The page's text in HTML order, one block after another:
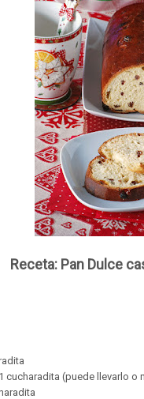
Receta: Pan Dulce
cucharadita (puede llevarlo o